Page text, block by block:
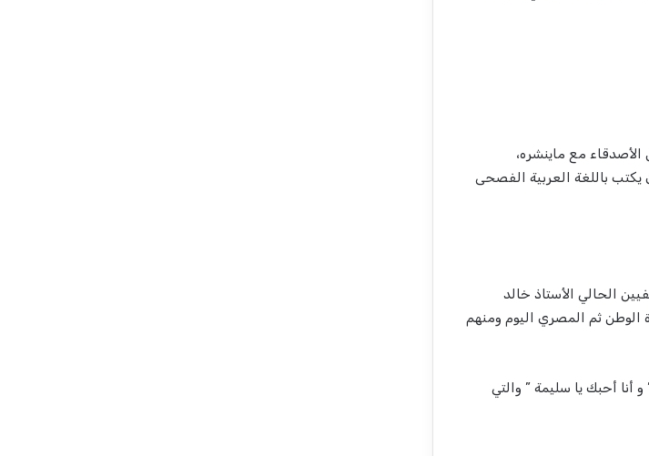
الأصدقاء مع ماينشره،
يكتب باللغة العربية الفصحى
الحالي الأستاذ خالد
الوطن ثم المصري اليوم ومنهم
و أنا أحبك يا سليمة ” والتي